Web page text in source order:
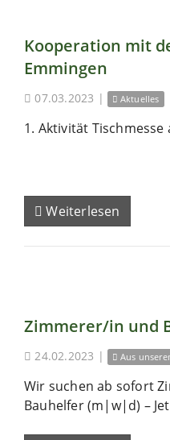
Kooperation mit
Emmingen
07.03.2023 | Aktuelles
1. Aktivität Tischmesse
Weiterlesen
Zimmerer/in und
24.02.2023 | Aus
Wir suchen ab sofort
Bauhelfer (m|w|d) –